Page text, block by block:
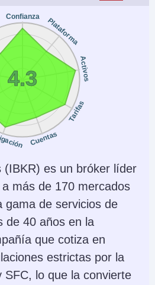
Confianza Plataforma
Activos
Tarifas
Cuentas
4.3
(IBKR) es un bróker líder
más de 170 mercados
gama de servicios de
de 40 años en la
que cotiza en
estrictas por la
SFC, lo que la convierte